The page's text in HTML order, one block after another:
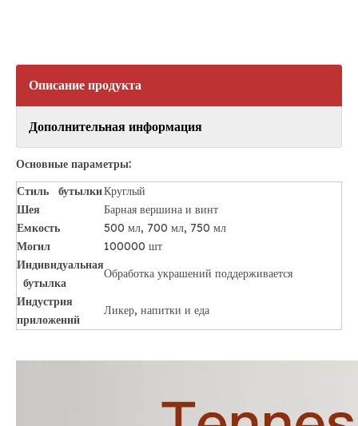
Описание продукта
Дополнительная информация
Основные параметры:
Стиль бутылкиКруглый
Шея ​
Барная вершина и винт
Емкость
500 мл, 700 мл, 750 мл
Могил
100000 шт
Индивидуальная
бутылка
Обработка украшений поддерживается
Индустрия
приложений
Ликер, напитки и еда